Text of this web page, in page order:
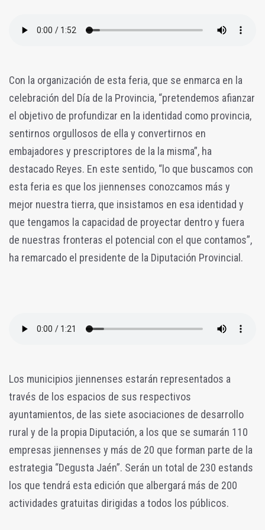
Con la organización de esta feria, que se enmarca en la
celebración del Día de la Provincia, “pretendemos afianzar
el objetivo de profundizar en la identidad como provincia,
sentirnos orgullosos de ella y convertirnos en
embajadores y prescriptores de la la misma”, ha
destacado Reyes. En este sentido, “lo que buscamos con
esta feria es que los jiennenses conozcamos más y
mejor nuestra tierra, que insistamos en esa identidad y
que tengamos la capacidad de proyectar dentro y fuera
de nuestras fronteras el potencial con el que contamos”,
ha remarcado el presidente de la Diputación Provincial.
Los municipios jiennenses estarán representados a
través de los espacios de sus respectivos
ayuntamientos, de las siete asociaciones de desarrollo
rural y de la propia Diputación, a los que se sumarán 110
empresas jiennenses y más de 20 que forman parte de la
estrategia “Degusta Jaén”. Serán un total de 230 estands
los que tendrá esta edición que albergará más de 200
actividades gratuitas dirigidas a todos los públicos.